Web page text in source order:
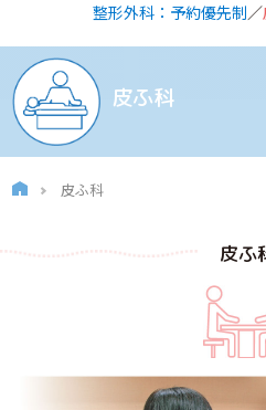
整形外科：予約優先制／
皮ふ科
皮ふ科
皮ふ